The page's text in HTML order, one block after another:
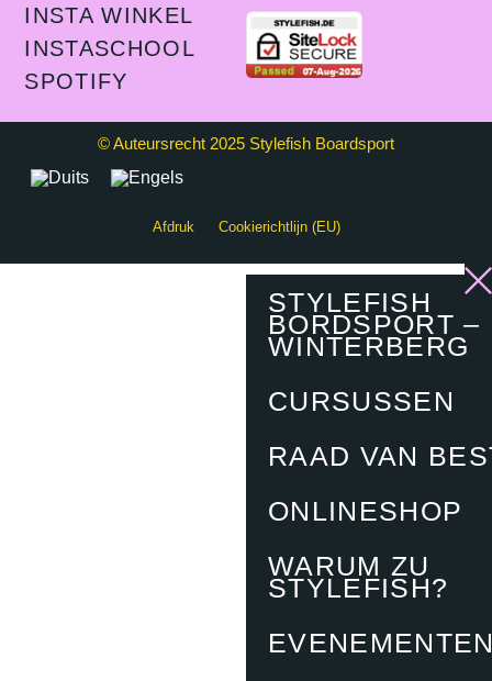
INSTA WINKEL
INSTASCHOOL
SPOTIFY
© Auteursrecht 2025 Stylefish Boardsport
Afdruk Cookierichtlijn (EU)
STYLEFISH
BORDSPORT –
WINTERBERG
CURSUSSEN
RAAD VAN
ONLINESHOP
WARUM ZU
STYLEFISH?